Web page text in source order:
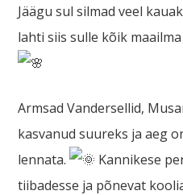
Jäägu sul silmad veel
lahti siis sulle kõik maailma
Armsad Vandersellid,
kasvanud suureks ja aeg
lennata.
Kannikese
tiibadesse ja põnevat